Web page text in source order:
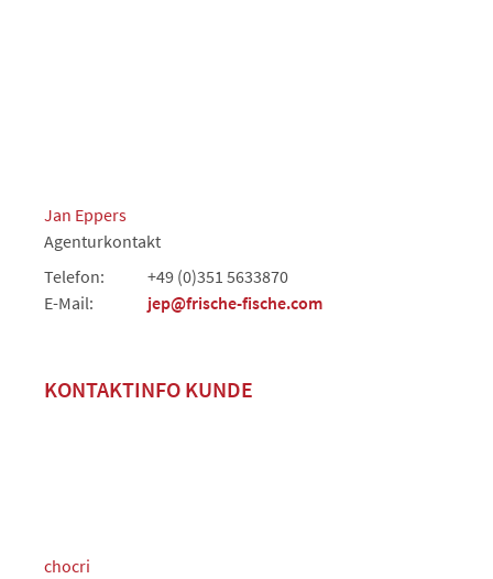
Jan Eppers
Agenturkontakt
Telefon:
+49 (0)351 5633870
E-Mail:
jep@frische-fische.com
KONTAKTINFO KUNDE
chocri